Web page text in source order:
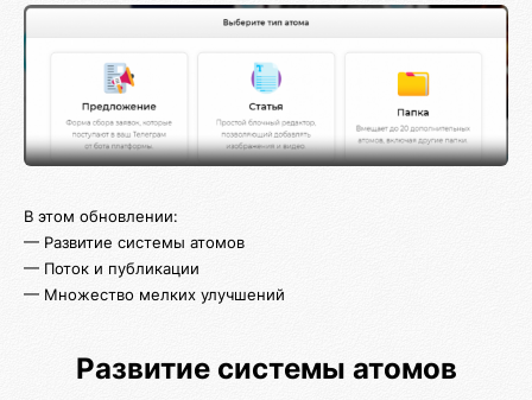
В этом обновлении:
— Развитие системы атомов
— Поток и публикации
— Множество мелких улучшений
Развитие системы атомов